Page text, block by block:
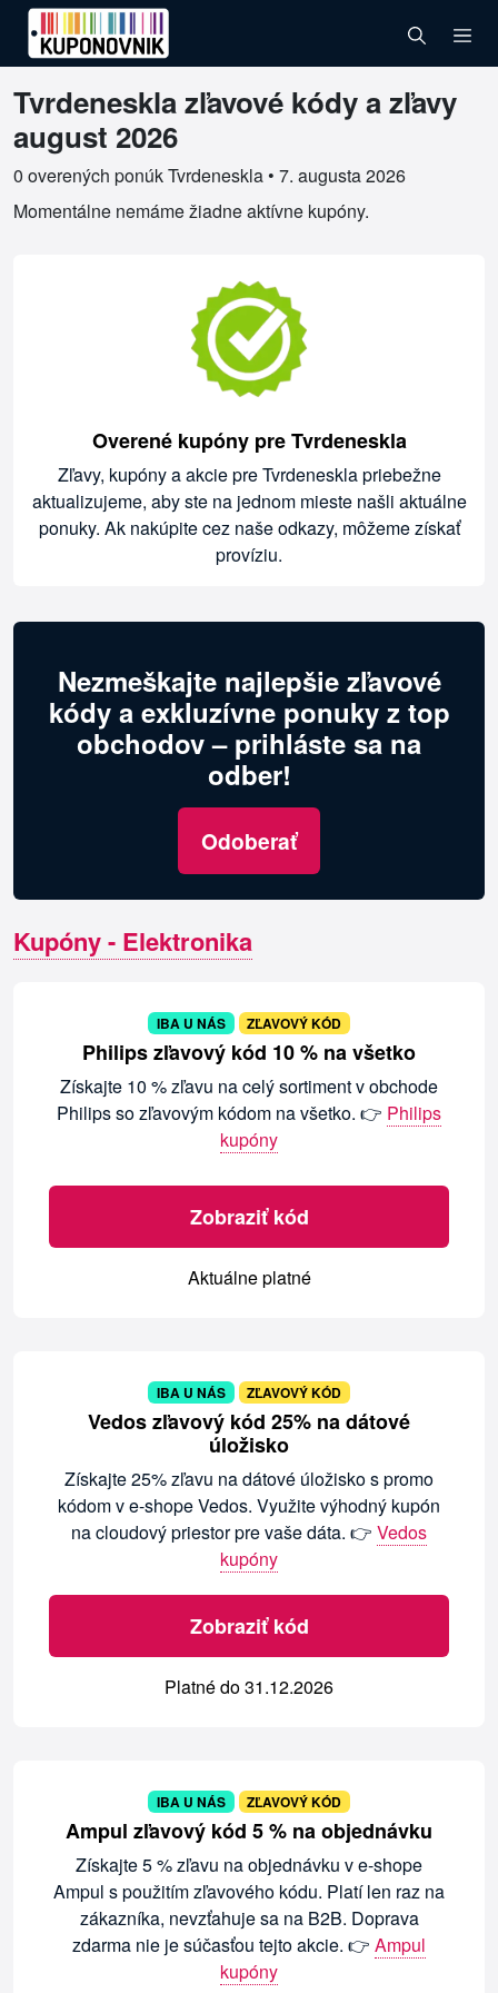
Tvrdeneskla zľavové kódy a zľavy
august 2026
0 overených ponúk Tvrdeneskla • 7. augusta 2026
Overené kupóny pre Tvrdeneskla
Momentálne nemáme žiadne aktívne kupóny.
Overené kupóny pre Tvrdeneskla
Zľavy, kupóny a akcie pre Tvrdeneskla priebežne
aktualizujeme, aby ste na jednom mieste našli aktuálne
ponuky. Ak nakúpite cez naše odkazy, môžeme získať
províziu.
Nezmeškajte najlepšie zľavové
kódy a exkluzívne ponuky z top
obchodov – prihláste sa na
odber!
Odoberať
Kupóny - Elektronika
IBA U NÁS ZĽAVOVÝ KÓD
Philips zľavový kód 10 % na všetko
Získajte 10 % zľavu na celý sortiment v obchode
Philips so zľavovým kódom na všetko. 👉 Philips
kupóny
Zobraziť kód
Aktuálne platné
IBA U NÁS ZĽAVOVÝ KÓD
Vedos zľavový kód 25% na dátové
úložisko
Získajte 25% zľavu na dátové úložisko s promo
kódom v e-shope Vedos. Využite výhodný kupón
na cloudový priestor pre vaše dáta. 👉 Vedos
kupóny
Zobraziť kód
Platné do 31.12.2026
IBA U NÁS ZĽAVOVÝ KÓD
Ampul zľavový kód 5 % na objednávku
Získajte 5 % zľavu na objednávku v e-shope
Ampul s použitím zľavového kódu. Platí len raz na
zákazníka, nevzťahuje sa na B2B. Doprava
zdarma nie je súčasťou tejto akcie. 👉 Ampul
kupóny